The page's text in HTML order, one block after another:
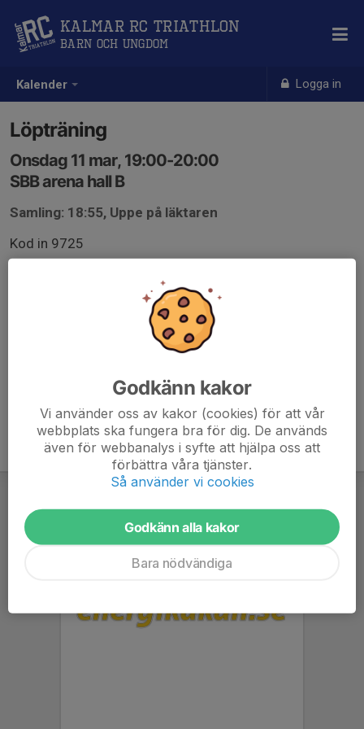
Kalender Logga in
Kalmar RC Triathlon
Barn och Ungdom
Löpträning
Onsdag 11 mar, 19:00-20:00
SBB arena hall B
Samling: 18:55, Uppe på läktaren
Kod in 9725
Godkänn kakor
Vi använder oss av kakor (cookies) för att vår
webbplats ska fungera bra för dig. De används
även för webbanalys i syfte att hjälpa oss att
förbättra våra tjänster.
Så använder vi cookies
Godkänn alla kakor
Bara nödvändiga